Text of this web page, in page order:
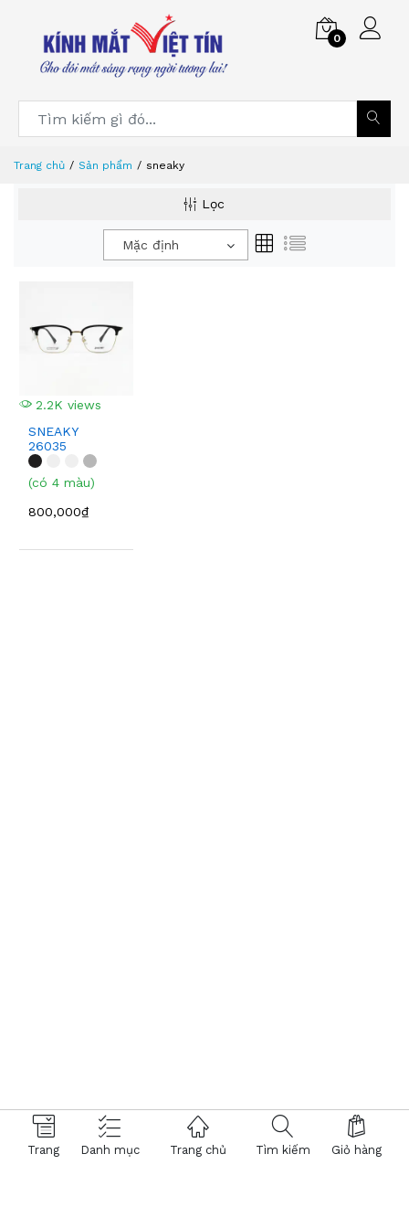
0
Trang Danh mục Trang chủ Tìm kiếm Giỏ hàng
Trang chủ Sản phẩm sneaky
Lọc
Mặc định
2.2K views
SNEAKY
26035
(có 4 màu)
800,000₫